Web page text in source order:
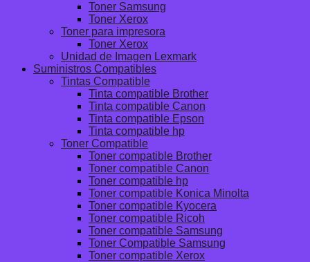
Toner Samsung
Toner Xerox
Toner para impresora
Toner Xerox
Unidad de Imagen Lexmark
Suministros Compatibles
Tintas Compatible
Tinta compatible Brother
Tinta compatible Canon
Tinta compatible Epson
Tinta compatible hp
Toner Compatible
Toner compatible Brother
Toner compatible Canon
Toner compatible hp
Toner compatible Konica Minolta
Toner compatible Kyocera
Toner compatible Ricoh
Toner compatible Samsung
Toner Compatible Samsung
Toner compatible Xerox